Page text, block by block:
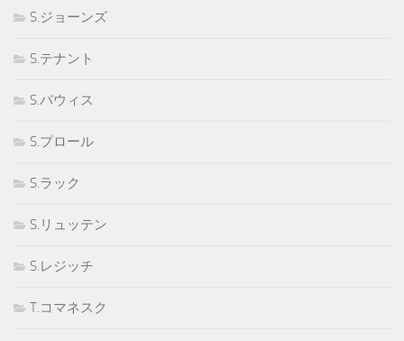
S.ジョーンズ
S.テナント
S.パウィス
S.プロール
S.ラック
S.リュッテン
S.レジッチ
T.コマネスク